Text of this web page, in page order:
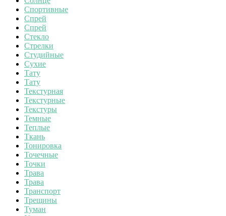
Спортивные
Спрей
Спрей
Стекло
Стрелки
Студийные
Сухие
Тату
Тату
Текстурная
Текстурные
Текстуры
Темные
Теплые
Ткань
Тонировка
Точечные
Точки
Трава
Трава
Транспорт
Трещины
Туман